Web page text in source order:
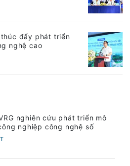
đẩy phát triển
nghệ cao
nghiên cứu phát triển mô
nghiệp công nghệ số